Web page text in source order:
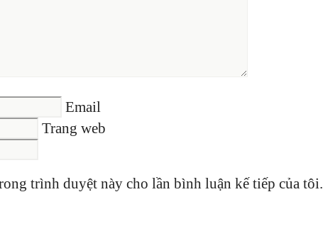
Email
Trang web
trình duyệt này cho lần bình luận kế tiếp của tôi.